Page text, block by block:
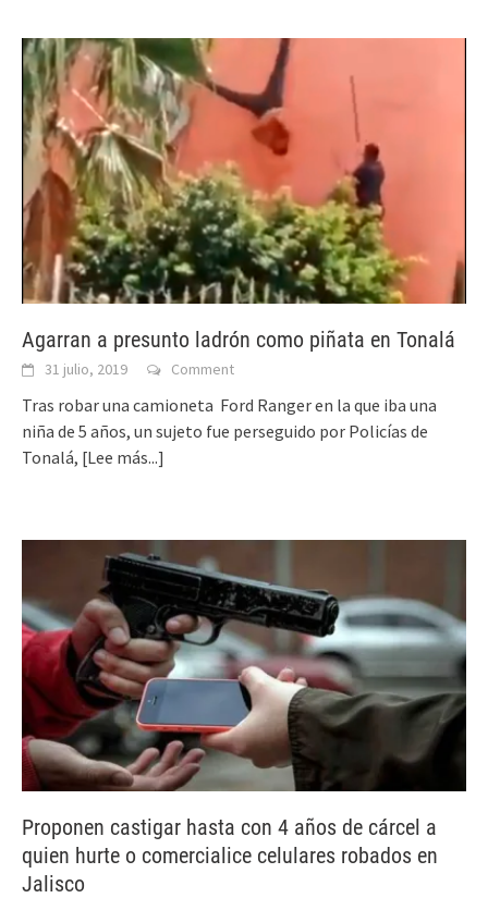
Agarran a presunto ladrón como piñata en Tonalá
31 julio, 2019 Comment
Tras robar una camioneta Ford Ranger en la que iba una
niña de 5 años, un sujeto fue perseguido por Policías de
Tonalá, [Lee más...]
Proponen castigar hasta con 4 años de cárcel a
quien hurte o comercialice celulares robados en
Jalisco